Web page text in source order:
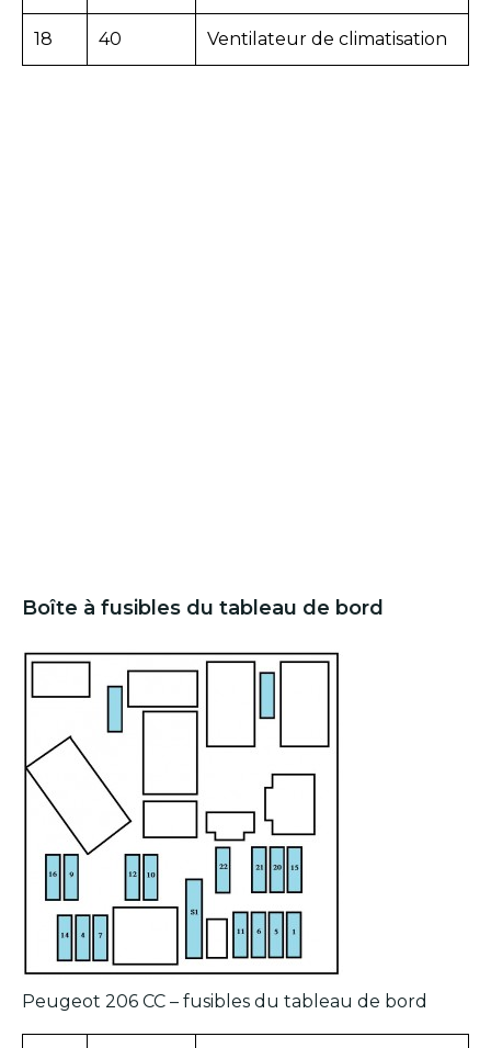
18 40 Ventilateur de climatisation
Boîte à fusibles du tableau de bord
Peugeot 206 CC – fusibles du tableau de bord